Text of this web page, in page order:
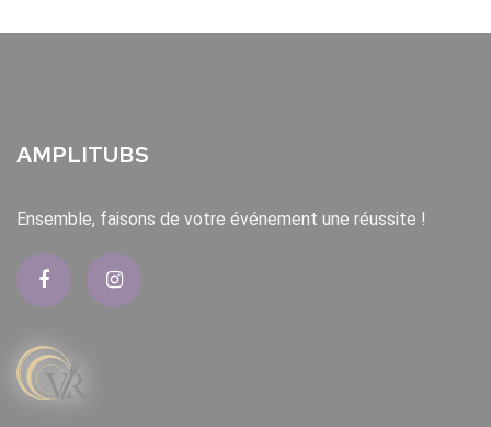
AMPLITUBS
Ensemble, faisons de votre événement une réussite !